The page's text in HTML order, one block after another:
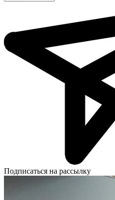
Подписаться на рассылку